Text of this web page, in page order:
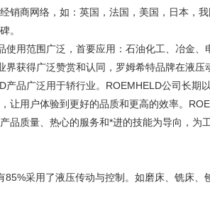
销商网络，如：英国，法国，美国，日本，
。
使用范围广泛，首要应用：石油化工、冶金
界获得广泛赞赏和认同，罗姆希特品牌在液
产品广泛用于轿行业。ROEMHELD公司长期
让用户体验到更好的品质和更高的效率。
品质量、热心的服务和*进的技能为导向，为
85%采用了液压传动与控制。如磨床、铣床